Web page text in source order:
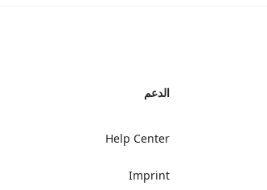
الدعم
Help Center
Imprint